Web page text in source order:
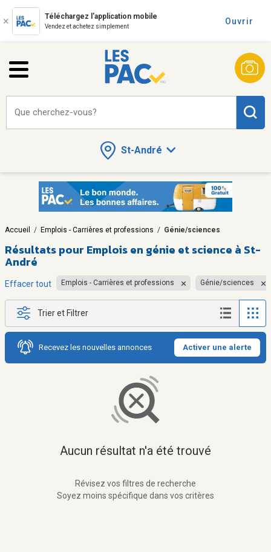
Téléchargez l'application mobile
Vendez et achetez simplement
Ouvrir
St-André
Que cherchez-vous?
Accueil / Emplois - Carrières et professions / Génie/sciences
Résultats pour Emplois en génie et science à St-
André
Effacer tout Emplois - Carrières et professions Génie/sciences
Trier et Filtrer
Recevez les nouvelles annonces Activer une alerte
Aucun résultat n'a été trouvé
Révisez vos filtres de recherche
Soyez moins spécifique dans vos critères